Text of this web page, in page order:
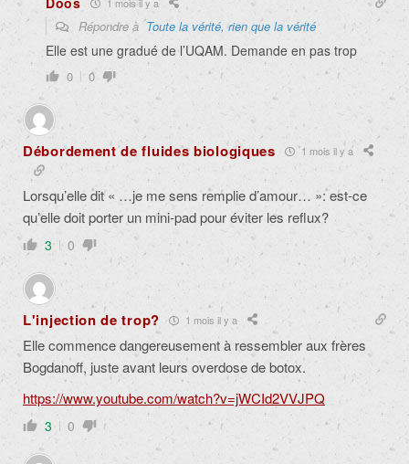
Répondre àToute la vérité, rien que la vérité
Elle est une gradué de l’UQAM. Demande en pas trop
0 0
Débordement de fluides biologiques 1 mois il y a
Lorsqu’elle dit « …je me sens remplie d’amour… »: est-ce
qu’elle doit porter un mini-pad pour éviter les reflux?
3 0
L'injection de trop? 1 mois il y a
Elle commence dangereusement à ressembler aux frères
Bogdanoff, juste avant leurs overdose de botox.
https://www.youtube.com/watch?v=jWCId2VVJPQ
3 0